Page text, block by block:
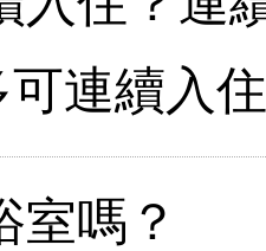
可連續入
室嗎？